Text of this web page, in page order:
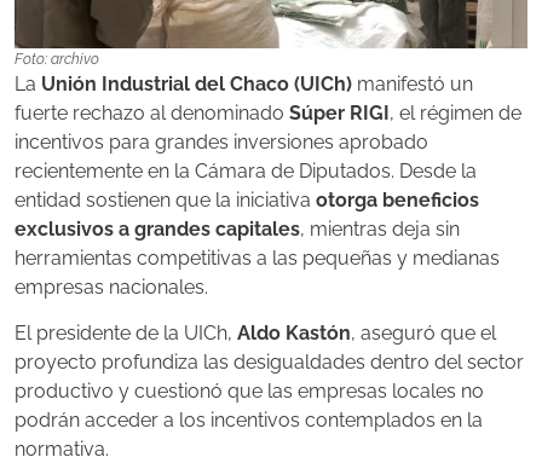
Foto: archivo
La Unión Industrial del Chaco (UICh) manifestó un
fuerte rechazo al denominado Súper RIGI, el régimen de
incentivos para grandes inversiones aprobado
recientemente en la Cámara de Diputados. Desde la
entidad sostienen que la iniciativa otorga beneficios
exclusivos a grandes capitales, mientras deja sin
herramientas competitivas a las pequeñas y medianas
empresas nacionales.
El presidente de la UICh, Aldo Kastón, aseguró que el
proyecto profundiza las desigualdades dentro del sector
productivo y cuestionó que las empresas locales no
podrán acceder a los incentivos contemplados en la
normativa.